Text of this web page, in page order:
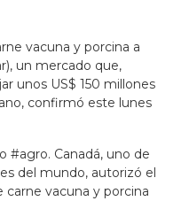
vacuna y porcina a
un mercado que,
unos US$ 150 millones
confirmó este lunes
#agro. Canadá, uno de
del mundo, autorizó el
carne vacuna y porcina